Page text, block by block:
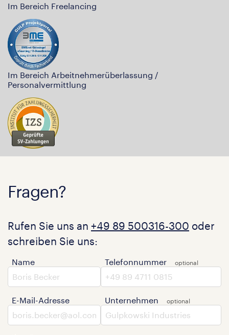
Im Bereich Freelancing
Im Bereich Arbeitnehmerüberlassung /
Personalvermittlung
Fragen?
Rufen Sie uns an +49 89 500316-300 oder
schreiben Sie uns:
Name
E-Mail-Adresse
Telefonnummer
Unternehmen